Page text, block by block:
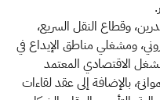
وقطاع النقل السريع،
ومشغلي مناطق الإيداع في
الاقتصادي المعتمد
بالإضافة إلى عقد لقاءات